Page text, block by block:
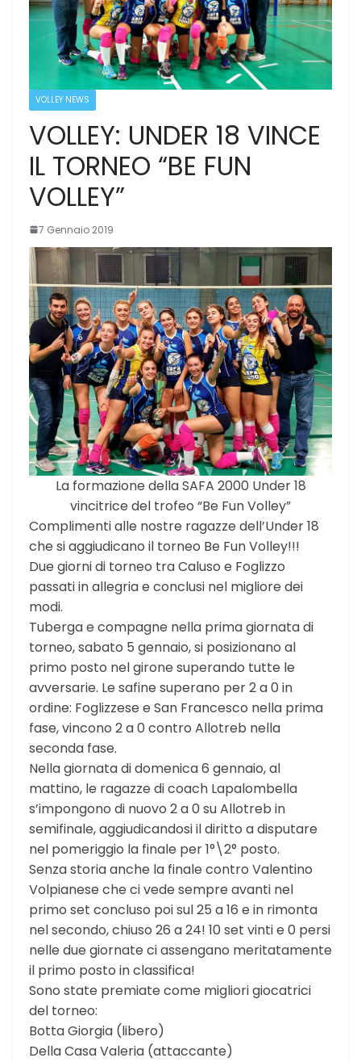
VOLLEY NEWS
VOLLEY: UNDER 18 VINCE
IL TORNEO “BE FUN
VOLLEY”
7 Gennaio 2019
La formazione della SAFA 2000 Under 18
vincitrice del trofeo “Be Fun Volley”
Complimenti alle nostre ragazze dell’Under 18
che si aggiudicano il torneo Be Fun Volley!!!
Due giorni di torneo tra Caluso e Foglizzo
passati in allegria e conclusi nel migliore dei
modi.
Tuberga e compagne nella prima giornata di
torneo, sabato 5 gennaio, si posizionano al
primo posto nel girone superando tutte le
avversarie. Le safine superano per 2 a 0 in
ordine: Foglizzese e San Francesco nella prima
fase, vincono 2 a 0 contro Allotreb nella
seconda fase.
Nella giornata di domenica 6 gennaio, al
mattino, le ragazze di coach Lapalombella
s’impongono di nuovo 2 a 0 su Allotreb in
semifinale, aggiudicandosi il diritto a disputare
nel pomeriggio la finale per 1°\2° posto.
Senza storia anche la finale contro Valentino
Volpianese che ci vede sempre avanti nel
primo set concluso poi sul 25 a 16 e in rimonta
nel secondo, chiuso 26 a 24! 10 set vinti e 0 persi
nelle due giornate ci assengano meritatamente
il primo posto in classifica!
Sono state premiate come migliori giocatrici
del torneo:
Botta Giorgia (libero)
Della Casa Valeria (attaccante)